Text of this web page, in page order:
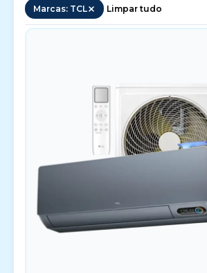
Marcas: TCL Limpar tudo